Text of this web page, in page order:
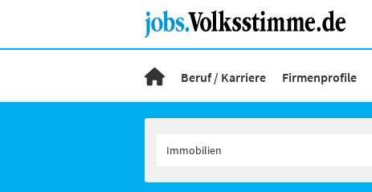
Beruf / Karriere Firmenprofile